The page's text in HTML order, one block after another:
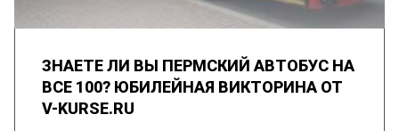
ЗНАЕТЕ ЛИ ВЫ ПЕРМСКИЙ АВТОБУС НА
ВСЕ 100? ЮБИЛЕЙНАЯ ВИКТОРИНА ОТ
V-KURSE.RU